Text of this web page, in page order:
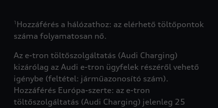
1 Hozzáférés a hálózathoz: az elérhető töltőpontok
száma folyamatosan nő.
Az e-tron töltőszolgáltatás (Audi Charging)
kizárólag az Audi e-tron ügyfelek részéről vehető
igénybe (feltétel: járműazonosító szám).
Hozzáférés Európa-szerte: az e-tron
töltőszolgáltatás (Audi Charging) jelenleg 25